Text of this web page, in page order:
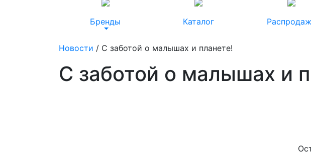
Бренды Каталог
Новости / С заботой о малышах и планете!
С заботой о малышах и